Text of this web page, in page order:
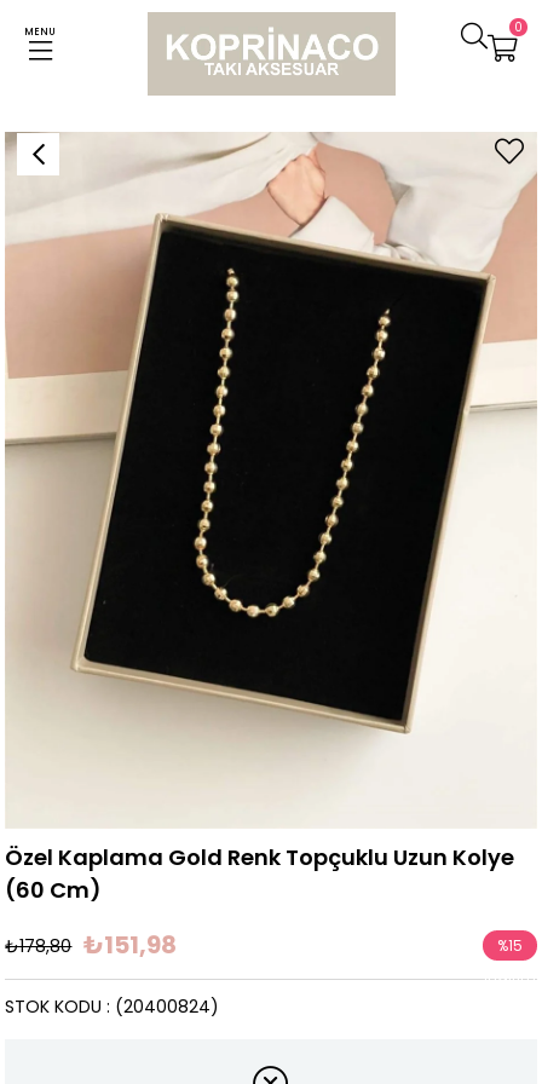
MENU 0
Kolyeler Özel Kaplama Gold Renk Topçuklu Uzun Kolye (60 Cm)
Özel Kaplama Gold Renk Topçuklu Uzun Kolye
(60 Cm)
₺178,80 ₺151,98 %15
İndirim
(20400824)
STOK KODU